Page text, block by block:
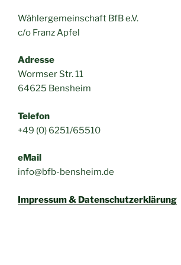
Wählergemeinschaft BfB e.V.
c/o Franz Apfel
Adresse
Wormser Str. 11
64625 Bensheim
Telefon
+49 (0) 6251/65510
eMail
info@bfb-bensheim.de
Impressum & Datenschutzerklärung